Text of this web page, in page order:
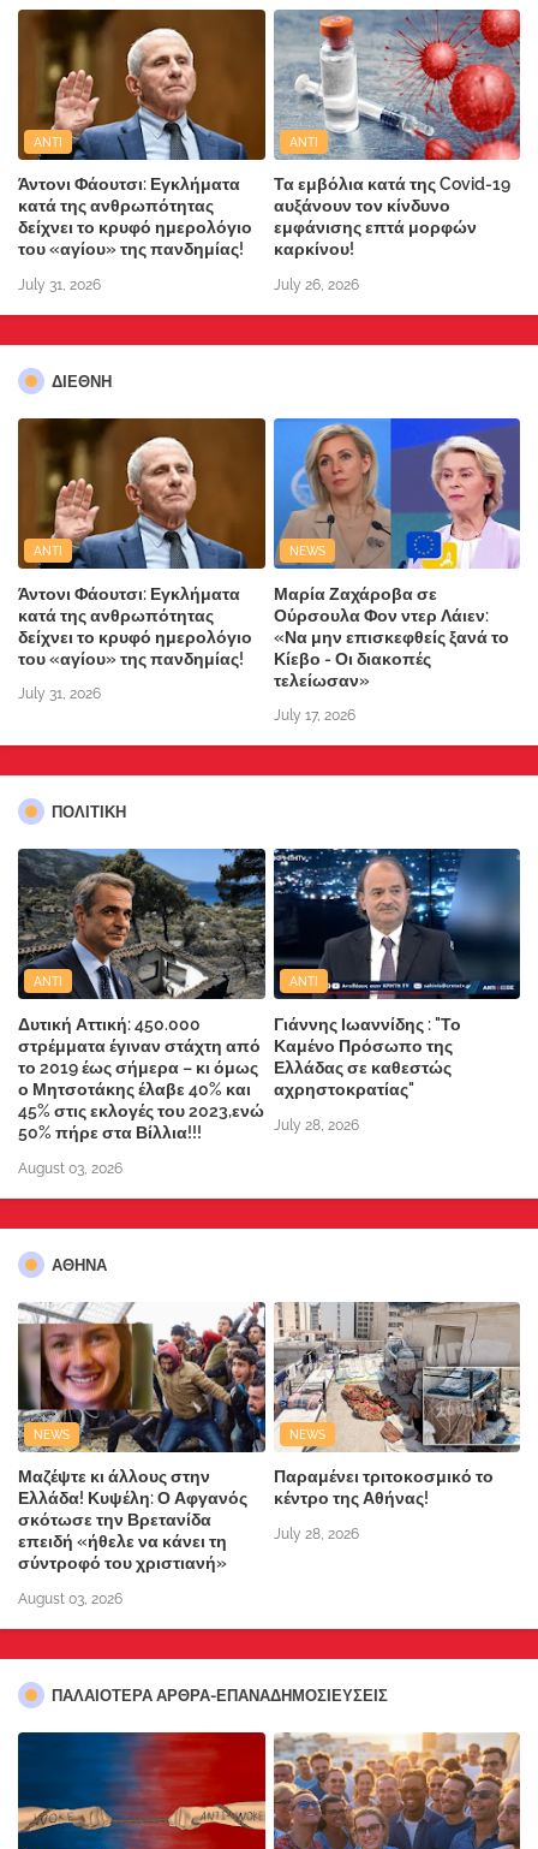
ANTI
Άντονι Φάουτσι: Εγκλήματα
κατά της ανθρωπότητας
δείχνει το κρυφό ημερολόγιο
του «αγίου» της πανδημίας!
July 31, 2026
ANTI
Τα εμβόλια κατά της Covid-19
αυξάνουν τον κίνδυνο
εμφάνισης επτά μορφών
καρκίνου!
July 26, 2026
ΔΙΕΘΝΗ
ANTI
Άντονι Φάουτσι: Εγκλήματα
κατά της ανθρωπότητας
δείχνει το κρυφό ημερολόγιο
του «αγίου» της πανδημίας!
July 31, 2026
NEWS
Μαρία Ζαχάροβα σε
Ούρσουλα Φον ντερ Λάιεν:
«Να μην επισκεφθείς ξανά το
Κίεβο - Οι διακοπές
τελείωσαν»
July 17, 2026
ΠΟΛΙΤΙΚΗ
ANTI
Δυτική Αττική: 450.000
στρέμματα έγιναν στάχτη από
το 2019 έως σήμερα – κι όμως
ο Μητσοτάκης έλαβε 40% και
45% στις εκλογές του 2023,ενώ
50% πήρε στα Βίλλια!!!
August 03, 2026
ANTI
Γιάννης Ιωαννίδης : "Το
Καμένο Πρόσωπο της
Ελλάδας σε καθεστώς
αχρηστοκρατίας"
July 28, 2026
ΑΘΗΝΑ
NEWS
Μαζέψτε κι άλλους στην
Ελλάδα! Κυψέλη: Ο Αφγανός
σκότωσε την Βρετανίδα
επειδή «ήθελε να κάνει τη
σύντροφό του χριστιανή»
August 03, 2026
NEWS
Παραμένει τριτοκοσμικό το
κέντρο της Αθήνας!
July 28, 2026
ΠΑΛΑΙΟΤΕΡΑ ΑΡΘΡΑ-ΕΠΑΝΑΔΗΜΟΣΙΕΥΣΕΙΣ